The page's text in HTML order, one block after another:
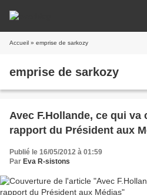
Accueil » emprise de sarkozy
emprise de sarkozy
Avec F.Hollande, ce qui va
rapport du Président aux
Publié le 16/05/2012 à 01:59
Par Eva R-sistons